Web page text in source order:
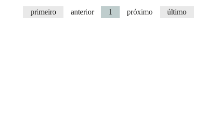
primeiro anterior 1 próximo último